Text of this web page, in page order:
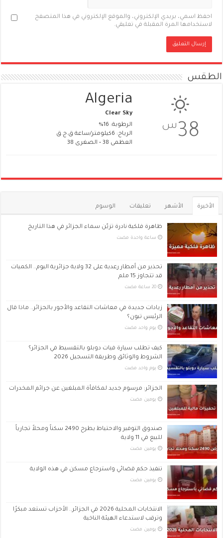
احفظ اسمي، بريدي الإلكتروني، والموقع الإلكتروني في هذا المتصفح
لاستخدامها المرة المقبلة في تعليقي.
الطقس
38 س
Algeria
Clear Sky
الرطوبة: 16%
الرياح: 6كيلومتر/ساعة ق.ج.ق
العظمى 38 • الصغرى 38
الأخيرة الأشهر تعليقات الوسوم
ظاهرة فلكية نادرة تزيّن سماء الجزائر في هذا التاريخ
‏ساعة واحدة مضت
تحذير من أمطار رعدية على 32 ولاية جزائرية اليوم.. الكميات
قد تتجاوز 15 ملم
‏20 ساعة مضت
زيادات جديدة في معاشات التقاعد والأجور بالجزائر.. ماذا قال
الرئيس تبون؟
‏يوم واحد مضت
كيف تطلب سيارة فيات دوبلو بالتقسيط في الجزائر؟
الشروط والوثائق وطريقة التسجيل 2026
‏يوم واحد مضت
الجزائر: مرسوم جديد لمكافأة المبلغين عن جرائم المخدرات
‏يومين مضت
صندوق التوفير والاحتياط يطرح 2490 سكناً ومحلاً تجارياً
للبيع في 11 ولاية
‏يومين مضت
تنفيذ حكم قضائي واسترجاع مسكن في هذه الولاية
‏يومين مضت
الانتخابات المحلية 2026 في الجزائر.. الأحزاب تستعد مبكرًا
وترقب لاستدعاء الهيئة الناخبة
‏يومين مضت